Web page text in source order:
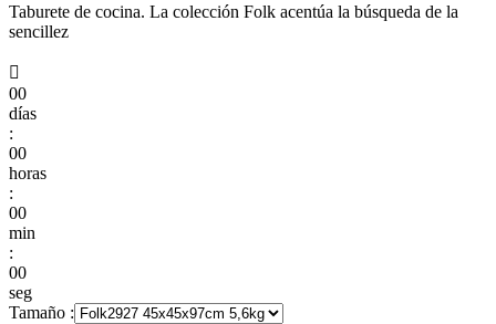
Taburete de cocina. La colección Folk acentúa la búsqueda de la
sencillez

00
días
:
00
horas
:
00
min
:
00
seg
Tamaño :